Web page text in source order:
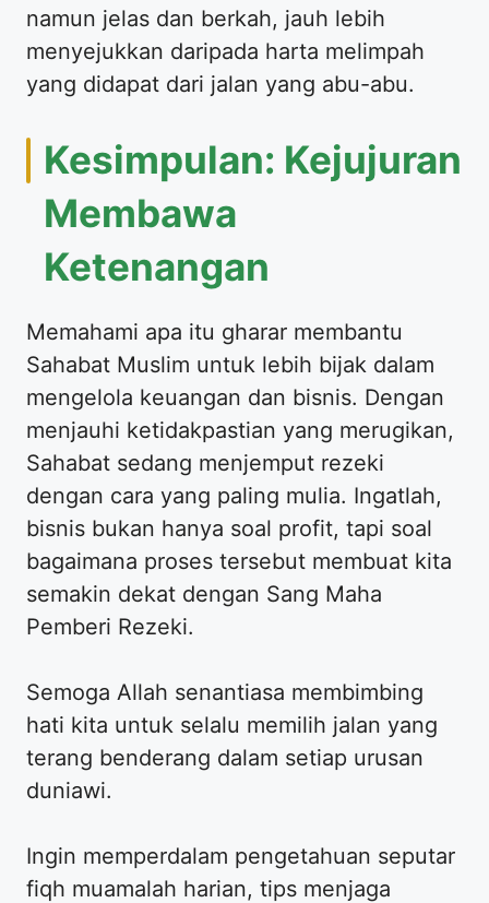
namun jelas dan berkah, jauh lebih
menyejukkan daripada harta melimpah
yang didapat dari jalan yang abu-abu.
Kesimpulan: Kejujuran
Membawa
Ketenangan
Memahami apa itu gharar membantu
Sahabat Muslim untuk lebih bijak dalam
mengelola keuangan dan bisnis. Dengan
menjauhi ketidakpastian yang merugikan,
Sahabat sedang menjemput rezeki
dengan cara yang paling mulia. Ingatlah,
bisnis bukan hanya soal profit, tapi soal
bagaimana proses tersebut membuat kita
semakin dekat dengan Sang Maha
Pemberi Rezeki.
Semoga Allah senantiasa membimbing
hati kita untuk selalu memilih jalan yang
terang benderang dalam setiap urusan
duniawi.
Ingin memperdalam pengetahuan seputar
fiqh muamalah harian, tips menjaga